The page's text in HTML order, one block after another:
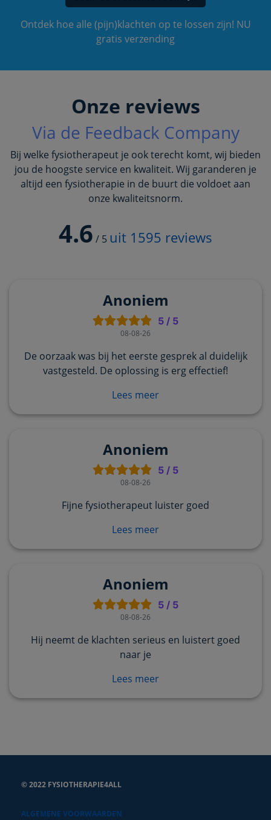
Ontdek hoe alle (pijn)klachten op te lossen zijn! NU
gratis verzending
Onze reviews
Via de Feedback Company
Bij welke fysiotherapeut je ook terecht komt, wij bieden
jou de hoogste service en kwaliteit. Wij garanderen je
altijd een fysiotherapie in de buurt die voldoet aan
onze kwaliteitsnorm.
4.6 / 5 uit 1595 reviews
Anoniem
5 / 5
08-08-26
De oorzaak was bij het eerste gesprek al duidelijk
vastgesteld. De oplossing is erg effectief!
Lees meer
Anoniem
5 / 5
08-08-26
Fijne fysiotherapeut luister goed
Lees meer
Anoniem
5 / 5
08-08-26
Hij neemt de klachten serieus en luistert goed
naar je
Lees meer
© 2022 FYSIOTHERAPIE4ALL
ALGEMENE VOORWAARDEN